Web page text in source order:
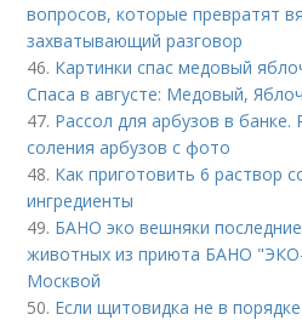
вопросов, которые превратят
захватывающий разговор
46. Картинки спас медовый
Спаса в августе: Медовый,
47. Рассол для арбузов в банке.
соления арбузов с фото
48. Как приготовить 6 раствор
ингредиенты
49. БАНО эко вешняки
животных из приюта БАНО
Москвой
50. Если щитовидка не в